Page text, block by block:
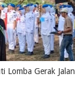
Lomba Gerak Jalan